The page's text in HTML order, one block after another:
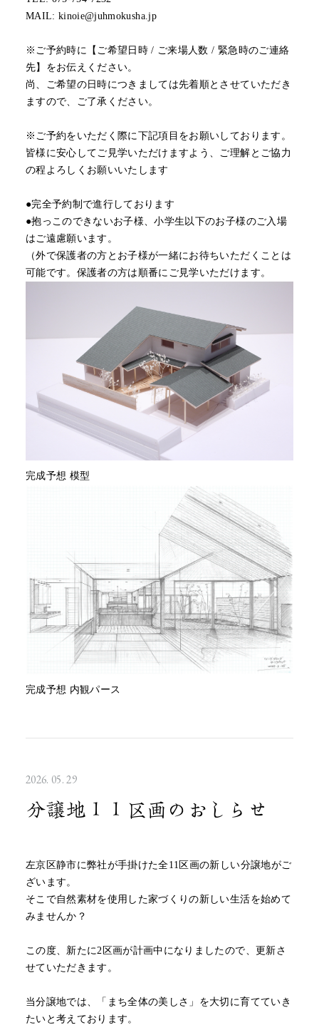
MAIL: kinoie@juhmokusha.jp
※ご予約時に【ご希望日時 / ご来場人数 / 緊急時のご連絡
先】をお伝えください。
尚、ご希望の日時につきましては先着順とさせていただき
ますので、ご了承ください。
※ご予約をいただく際に下記項目をお願いしております。
皆様に安心してご見学いただけますよう、ご理解とご協力
の程よろしくお願いいたします
●完全予約制で進行しております
●抱っこのできないお子様、小学生以下のお子様のご入場
はご遠慮願います。
（外で保護者の方とお子様が一緒にお待ちいただくことは
可能です。保護者の方は順番にご見学いただけます。
完成予想 模型
完成予想 内観パース
2026. 05. 29
分譲地１１区画のおしらせ
左京区静市に弊社が手掛けた全11区画の新しい分譲地がご
ざいます。
そこで自然素材を使用した家づくりの新しい生活を始めて
みませんか？
この度、新たに2区画が計画中になりましたので、更新さ
せていただきます。
当分譲地では、「まち全体の美しさ」を大切に育てていき
たいと考えております。